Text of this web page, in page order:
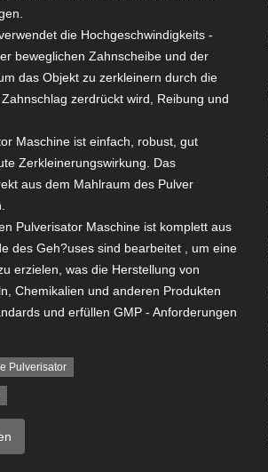
die Hochgeschwindigkeits -
beweglichen Zahnscheibe und der
das Objekt zu zerkleinern durch die
zerdrückt wird, Reibung und
Maschine ist einfach, robust, gut
Zerkleinerungswirkung. Das
aus dem Mahlraum des Pulver
Pulverisator Maschine ist komplett aus
des Geh?uses sind bearbeitet , um eine
erzielen, was die Herstellung von
Chemikalien und anderen Produkten
und erfüllen GMP - Anforderungen
Pulverisator